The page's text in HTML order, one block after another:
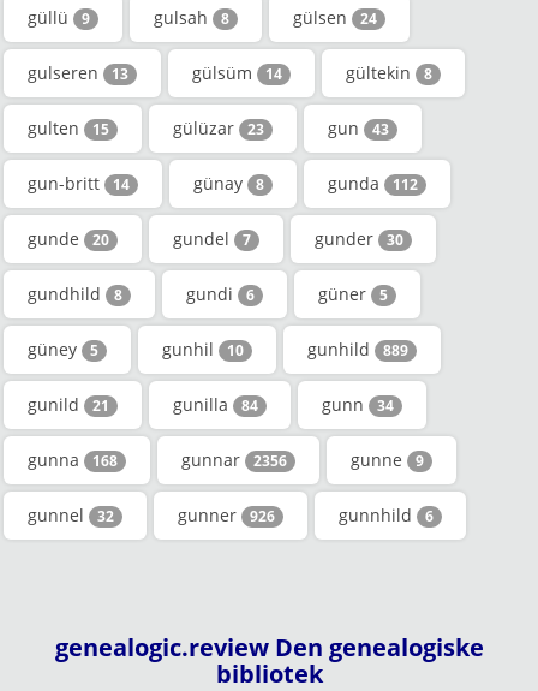
güllü 9 gulsah 8 gülsen 24
gulseren 13 gülsüm 14 gültekin 8
gulten 15 gülüzar 23 gun 43
gun-britt 14 günay 8 gunda 112
gunde 20 gundel 7 gunder 30
gundhild 8 gundi 6 güner 5
güney 5 gunhil 10 gunhild 889
gunild 21 gunilla 84 gunn 34
gunna 168 gunnar 2356 gunne 9
gunnel 32 gunner 926 gunnhild 6
genealogic.review Den genealogiske
bibliotek